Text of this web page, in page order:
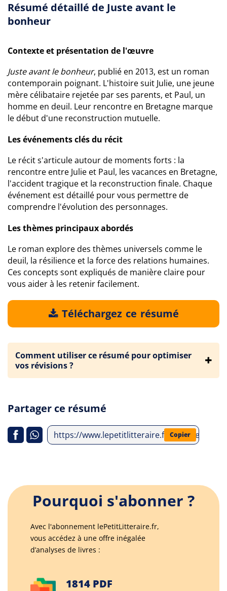
Résumé détaillé de Juste avant le
bonheur
Contexte et présentation de l'œuvre
Juste avant le bonheur, publié en 2013, est un roman
contemporain poignant. L'histoire suit Julie, une jeune
mère célibataire rejetée par ses parents, et Paul, un
homme en deuil. Leur rencontre en Bretagne marque
le début d'une reconstruction mutuelle.
Les événements clés du récit
Le récit s'articule autour de moments forts : la
rencontre entre Julie et Paul, les vacances en Bretagne,
l'accident tragique et la reconstruction finale. Chaque
événement est détaillé pour vous permettre de
comprendre l'évolution des personnages.
Les thèmes principaux abordés
Le roman explore des thèmes universels comme le
deuil, la résilience et la force des relations humaines.
Ces concepts sont expliqués de manière claire pour
vous aider à les retenir facilement.
Téléchargez ce résumé
Comment utiliser ce résumé pour optimiser
vos révisions ?
Partager ce résumé
https://www.lepetitlitteraire.fr/analyses-
Copier
Pourquoi s'abonner ?
Avec l'abonnement lePetitLitteraire.fr,
vous accédez à une offre inégalée
d’analyses de livres :
1814 PDF